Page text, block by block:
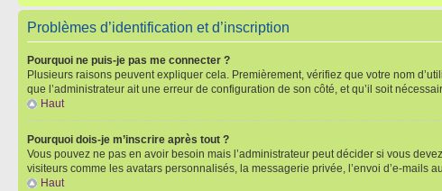
Problèmes d’identification et d’inscription
Pourquoi ne puis-je pas me connecter ?
Plusieurs raisons peuvent expliquer cela. Premièrement, vérifiez que votre nom
que l’administrateur ait une erreur de configuration de son côté, et qu’il soit
Haut
Pourquoi dois-je m’inscrire après tout ?
Vous pouvez ne pas en avoir besoin mais l’administrateur peut décider si vous
visiteurs comme les avatars personnalisés, la messagerie privée, l’envoi d’e-mails
Haut